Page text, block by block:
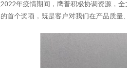
年疫情期间，鹰普积极协调资源，
首个奖项，既是客户对我们在产品质量